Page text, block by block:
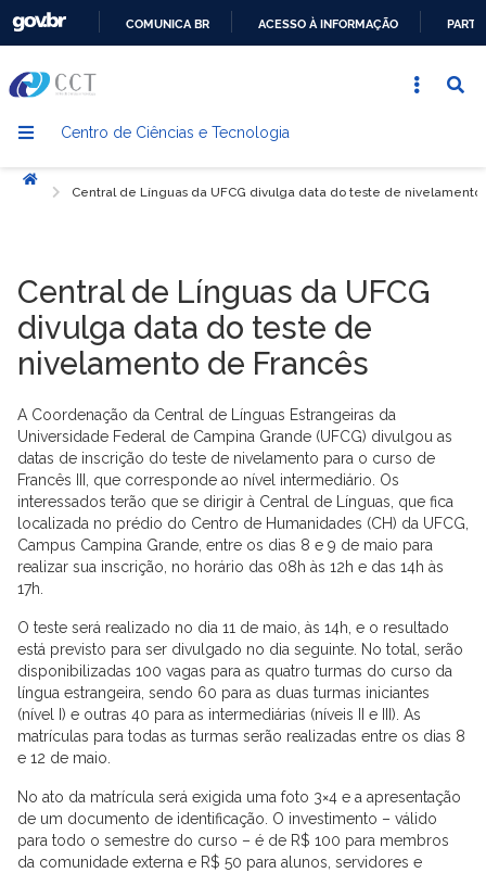
CONTEÚDO
COMUNICA BR ACESSO À INFORMAÇÃO
Centro de Ciências e Tecnologia
Início
Central de Línguas da UFCG divulga data do teste de nivelamento
Central de Línguas da UFCG
divulga data do teste de
nivelamento de Francês
A Coordenação da Central de Línguas Estrangeiras da
Universidade Federal de Campina Grande (UFCG) divulgou as
datas de inscrição do teste de nivelamento para o curso de
Francês III, que corresponde ao nível intermediário. Os
interessados terão que se dirigir à Central de Línguas, que fica
localizada no prédio do Centro de Humanidades (CH) da UFCG,
Campus Campina Grande, entre os dias 8 e 9 de maio para
realizar sua inscrição, no horário das 08h às 12h e das 14h às
17h.
O teste será realizado no dia 11 de maio, às 14h, e o resultado
está previsto para ser divulgado no dia seguinte. No total, serão
disponibilizadas 100 vagas para as quatro turmas do curso da
língua estrangeira, sendo 60 para as duas turmas iniciantes
(nível I) e outras 40 para as intermediárias (níveis II e III). As
matrículas para todas as turmas serão realizadas entre os dias 8
e 12 de maio.
No ato da matrícula será exigida uma foto 3×4 e a apresentação
de um documento de identificação. O investimento – válido
para todo o semestre do curso – é de R$ 100 para membros
da comunidade externa e R$ 50 para alunos, servidores e